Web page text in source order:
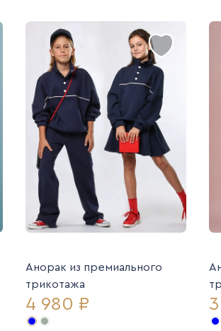
Анорак из премиального
трикотажа
4 980 ₽